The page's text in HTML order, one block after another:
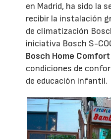
en Madrid, ha sido la
recibir la instalación
de climatización
iniciativa Bosch S-
Bosch Home Comfort
condiciones de
de educación infantil.